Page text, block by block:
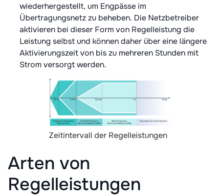
wiederhergestellt, um Engpässe im
Übertragungsnetz zu beheben. Die Netzbetreiber
aktivieren bei dieser Form von Regelleistung die
Leistung selbst und können daher über eine längere
Aktivierungszeit von bis zu mehreren Stunden mit
Strom versorgt werden.
Zeitintervall der Regelleistungen
Arten von
Regelleistungen